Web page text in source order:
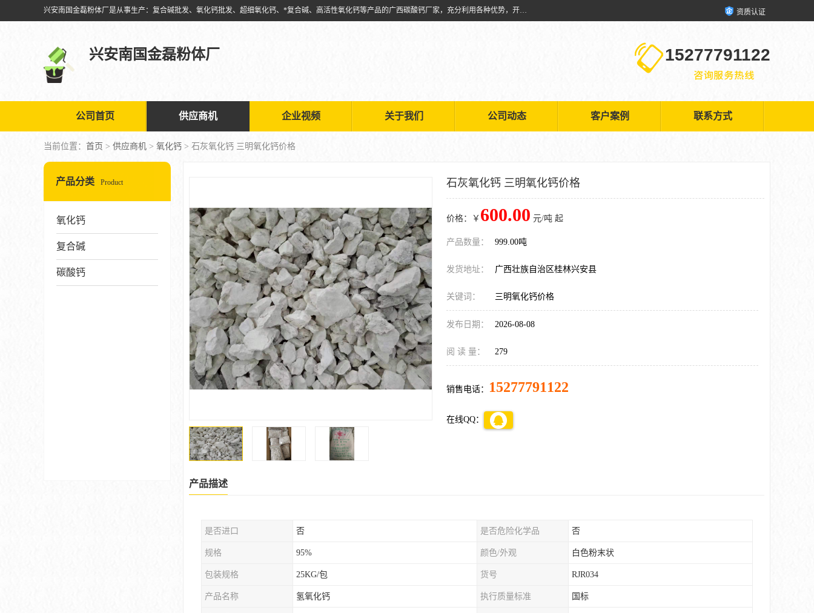
兴安南国金磊粉体厂是从事生产：复合碱批发、氧化钙批发、超细氧化钙、*复合碱、高活性氧化钙等产品的广西碳酸钙厂家，充分利用各种优势，开拓创新，逐步建立了现代企业管理体系，科学.规范的生产体系，严谨的产品质量控制体系，完备的产品质量检验体系。 资质认证
兴安南国金磊粉体厂 15277791122
公司首页 供应商机 企业视频 关于我们 公司动态 客户案例 联系方式
当前位置： 首页 > 供应商机 > 氧化钙 > 石灰氧化钙 三明氧化钙价格
产品分类 Product
氧化钙
复合碱
碳酸钙
石灰氧化钙 三明氧化钙价格
价格：￥ 600.00 元/吨 起
产品数量： 999.00吨
发货地址： 广西壮族自治区桂林兴安县
关键词： 三明氧化钙价格
发布日期： 2026-08-08
阅 读 量： 279
销售电话： 15277791122
在线QQ：
产品描述
是否进口 否 是否危险化学品 否
规格 95% 颜色/外观 白色粉末状
包装规格 25KG/包 货号 RJR034
产品名称 氢氧化钙 执行质量标准 国标